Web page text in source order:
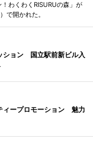
わくわくRISURUの森」が
で開かれた。
ション 国立駅前新ビル入
ィープロモーション 魅力